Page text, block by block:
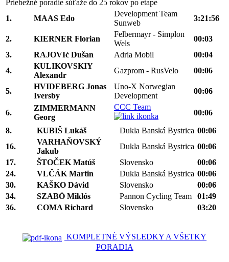
Priebežné poradie súťaže do 25 rokov po etape
1.
MAAS Edo
Development Team
Sunweb
3:21:56
2. KIERNER Florian
Felbermayr - Simplon
Wels
00:03
3.
RAJOVIć Dušan Adria Mobil
00:04
4.
KULIKOVSKIY
Alexandr
Gazprom - RusVelo 00:06
5.
HVIDEBERG Jonas
Iversby
Uno-X Norwegian
Development
00:06
6.
ZIMMERMANN
Georg
CCC Team
00:06
8. KUBIŠ Lukáš Dukla Banská Bystrica 00:06
16.
VARHAŇOVSKÝ
Jakub
Dukla Banská Bystrica 00:06
17.
ŠTOČEK Matúš Slovensko
00:06
24.
VLČÁK Martin Dukla Banská Bystrica 00:06
30.
KAŠKO Dávid Slovensko
00:06
34.
SZABÓ Miklós Pannon Cycling Team
01:49
36.
COMA Richard Slovensko 03:20
KOMPLETNÉ VÝSLEDKY A VŠETKY
PORADIA